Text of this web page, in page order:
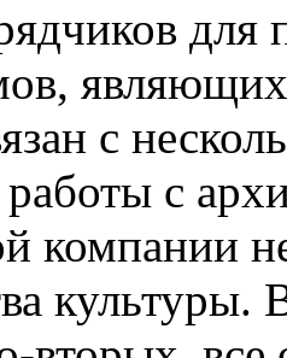
для
с
с
компании
культуры.